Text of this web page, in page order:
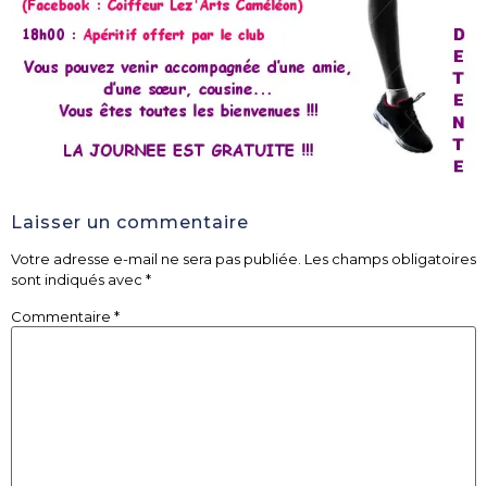
Laisser un commentaire
Votre adresse e-mail ne sera pas publiée. Les champs obligatoires
sont indiqués avec *
Commentaire *